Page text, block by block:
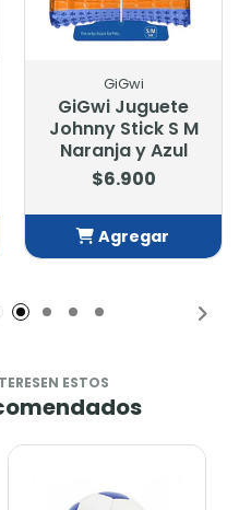
GiGwi
GiGwi Juguete
Johnny Stick S M
Naranja y Azul
$6.900
Agregar
ESTOS